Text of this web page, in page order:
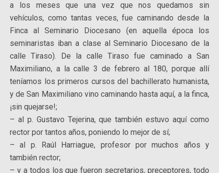
a los meses que una vez que nos quedamos sin
vehículos, como tantas veces, fue caminando desde la
Finca al Seminario Diocesano (en aquella época los
seminaristas iban a clase al Seminario Diocesano de la
calle Tiraso). De la calle Tiraso fue caminado a San
Maximiliano, a la calle 3 de febrero al 180, porque allí
teníamos los primeros cursos del bachillerato humanista,
y de San Maximiliano vino caminando hasta aquí, a la finca,
¡sin quejarse!;
– al p. Gustavo Tejerina, que también estuvo aquí como
rector por tantos años, poniendo lo mejor de sí;
– al p. Raúl Harriague, profesor por muchos años y
también rector;
– y a todos los que fueron secretarios, preceptores, todo